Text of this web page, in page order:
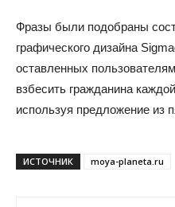
Фразы были подобраны
графического дизайна
оставленных
взбесить гражданина
используя предложение из
ИСТОЧНИК moya-planeta.ru